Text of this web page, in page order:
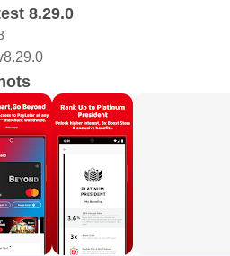
per Scan-Funktion bei
Internet, Strom, Wasser und TV.
Aufladungen ohne separate
Zahlungen bei passenden
für Prämien, Rabatte und
8.29.0